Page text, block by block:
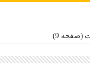
(صفحه 9)